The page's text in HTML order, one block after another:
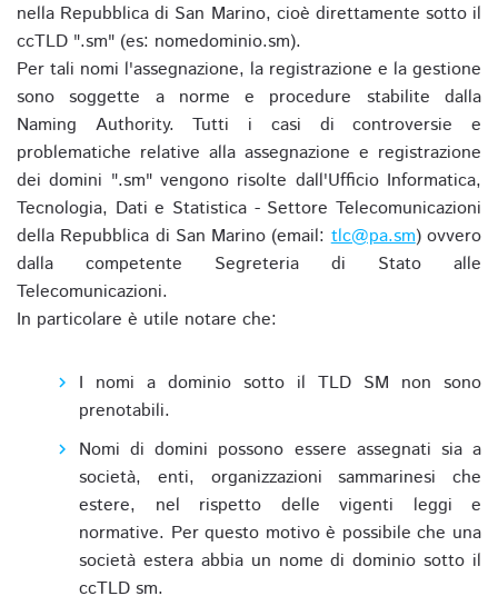
nella Repubblica di San Marino, cioè direttamente sotto il
ccTLD ".sm" (es: nomedominio.sm).
Per tali nomi l'assegnazione, la registrazione e la gestione
sono soggette a norme e procedure stabilite dalla
Naming Authority. Tutti i casi di controversie e
problematiche relative alla assegnazione e registrazione
dei domini ".sm" vengono risolte dall'Ufficio Informatica,
Tecnologia, Dati e Statistica - Settore Telecomunicazioni
della Repubblica di San Marino (email:tlc@pa.sm) ovvero
dalla competente Segreteria di Stato alle
Telecomunicazioni.
In particolare è utile notare che:
I nomi a dominio sotto il TLD SM non sono
prenotabili.
Nomi di domini possono essere assegnati sia a
società, enti, organizzazioni sammarinesi che
estere, nel rispetto delle vigenti leggi e
normative. Per questo motivo è possibile che una
società estera abbia un nome di dominio sotto il
ccTLD sm.